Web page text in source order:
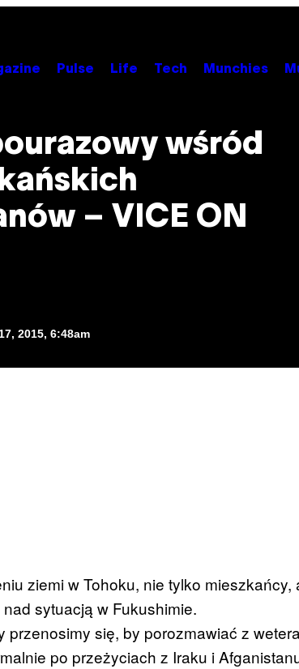
Pulse Life Tech Munchies
wśród
– VICE ON
2015, 6:48am
ziemi w Tohoku, nie tylko
sytuacją w Fukushimie.
przenosimy się, by porozmawiać z
po przeżyciach z Iraku i